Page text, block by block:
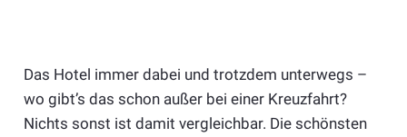
Das Hotel immer dabei und trotzdem unterwegs –
wo gibt’s das schon außer bei einer Kreuzfahrt?
Nichts sonst ist damit vergleichbar. Die schönsten